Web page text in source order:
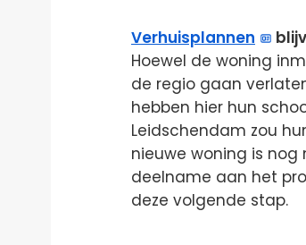
Verhuisplannen
Hoewel de woning
de regio gaan
hebben hier hun
Leidschendam zou
nieuwe woning is nog
deelname aan het
deze volgende stap.